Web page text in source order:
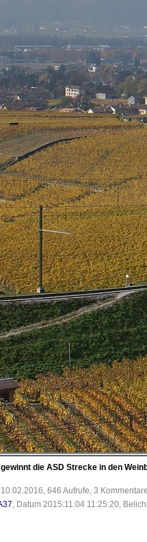
die ASD Strecke in den
10.02.2016, 646 Aufrufe, 3 Kommentare
, Datum 2015:11:04 11:25:20,